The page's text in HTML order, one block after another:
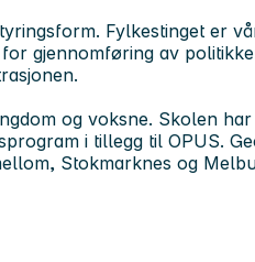
Fylkestinget er
gjennomføring av
og voksne. Skolen har
i tillegg til OPUS.
Stokmarknes og